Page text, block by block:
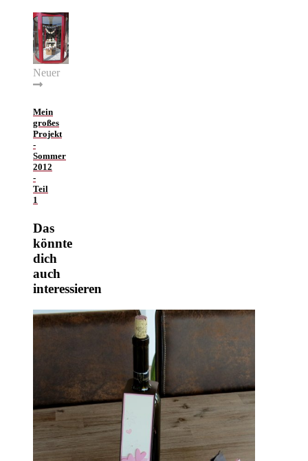
Neuer
Mein
großes
Projekt
-
Sommer
2012
-
Teil
1
Das
könnte
dich
auch
interessieren